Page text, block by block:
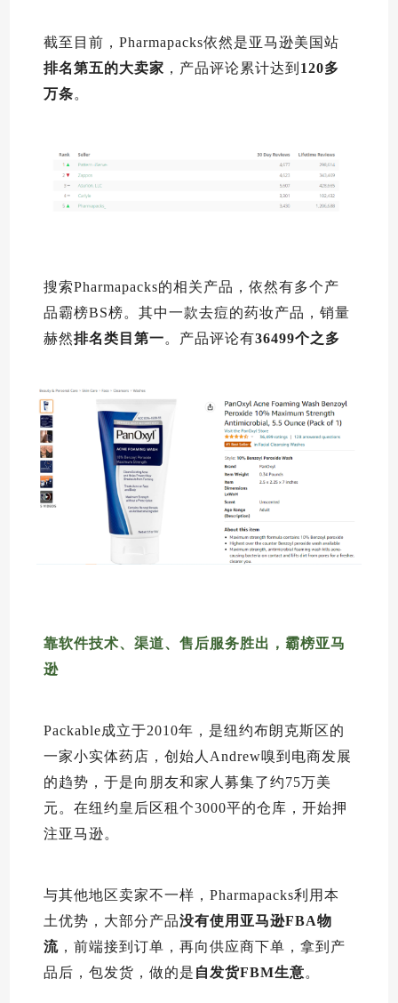
截至目前，Pharmapacks依然是亚马逊美国站
排名第五的大卖家 ，产品评论累计达到 120多
万条。
搜索Pharmapacks的相关产品，依然有多个产
品霸榜BS榜。其中一款去痘的药妆产品，销量
赫然排名类目第一。产品评论有36499个之多
靠软件技术、渠道、售后服务胜出，霸榜亚马
逊
Packable成立于2010年，是纽约布朗克斯区的
一家小实体药店，创始人Andrew嗅到电商发展
的趋势，于是向朋友和家人募集了约75万美
元。在纽约皇后区租个3000平的仓库，开始押
注亚马逊。
与其他地区卖家不一样，Pharmapacks利用本
土优势，大部分产品没有使用亚马逊FBA物
流 ，前端接到订单，再向供应商下单，拿到产
品后，包发货，做的是 自发货FBM生意。